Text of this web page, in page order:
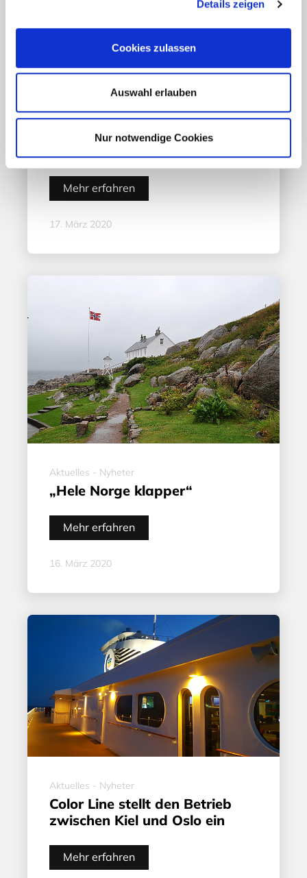
Details zeigen
Cookies zulassen
Auswahl erlauben
Nur notwendige Cookies
Aktuelles - Nyheter
Coronavirus in Norwegen –
Ansteckungsgefahren aus dem
Mehr erfahren
17. März 2020
Aktuelles - Nyheter
„Hele Norge klapper“
Mehr erfahren
16. März 2020
Aktuelles - Nyheter
Color Line stellt den Betrieb
zwischen Kiel und Oslo ein
Mehr erfahren